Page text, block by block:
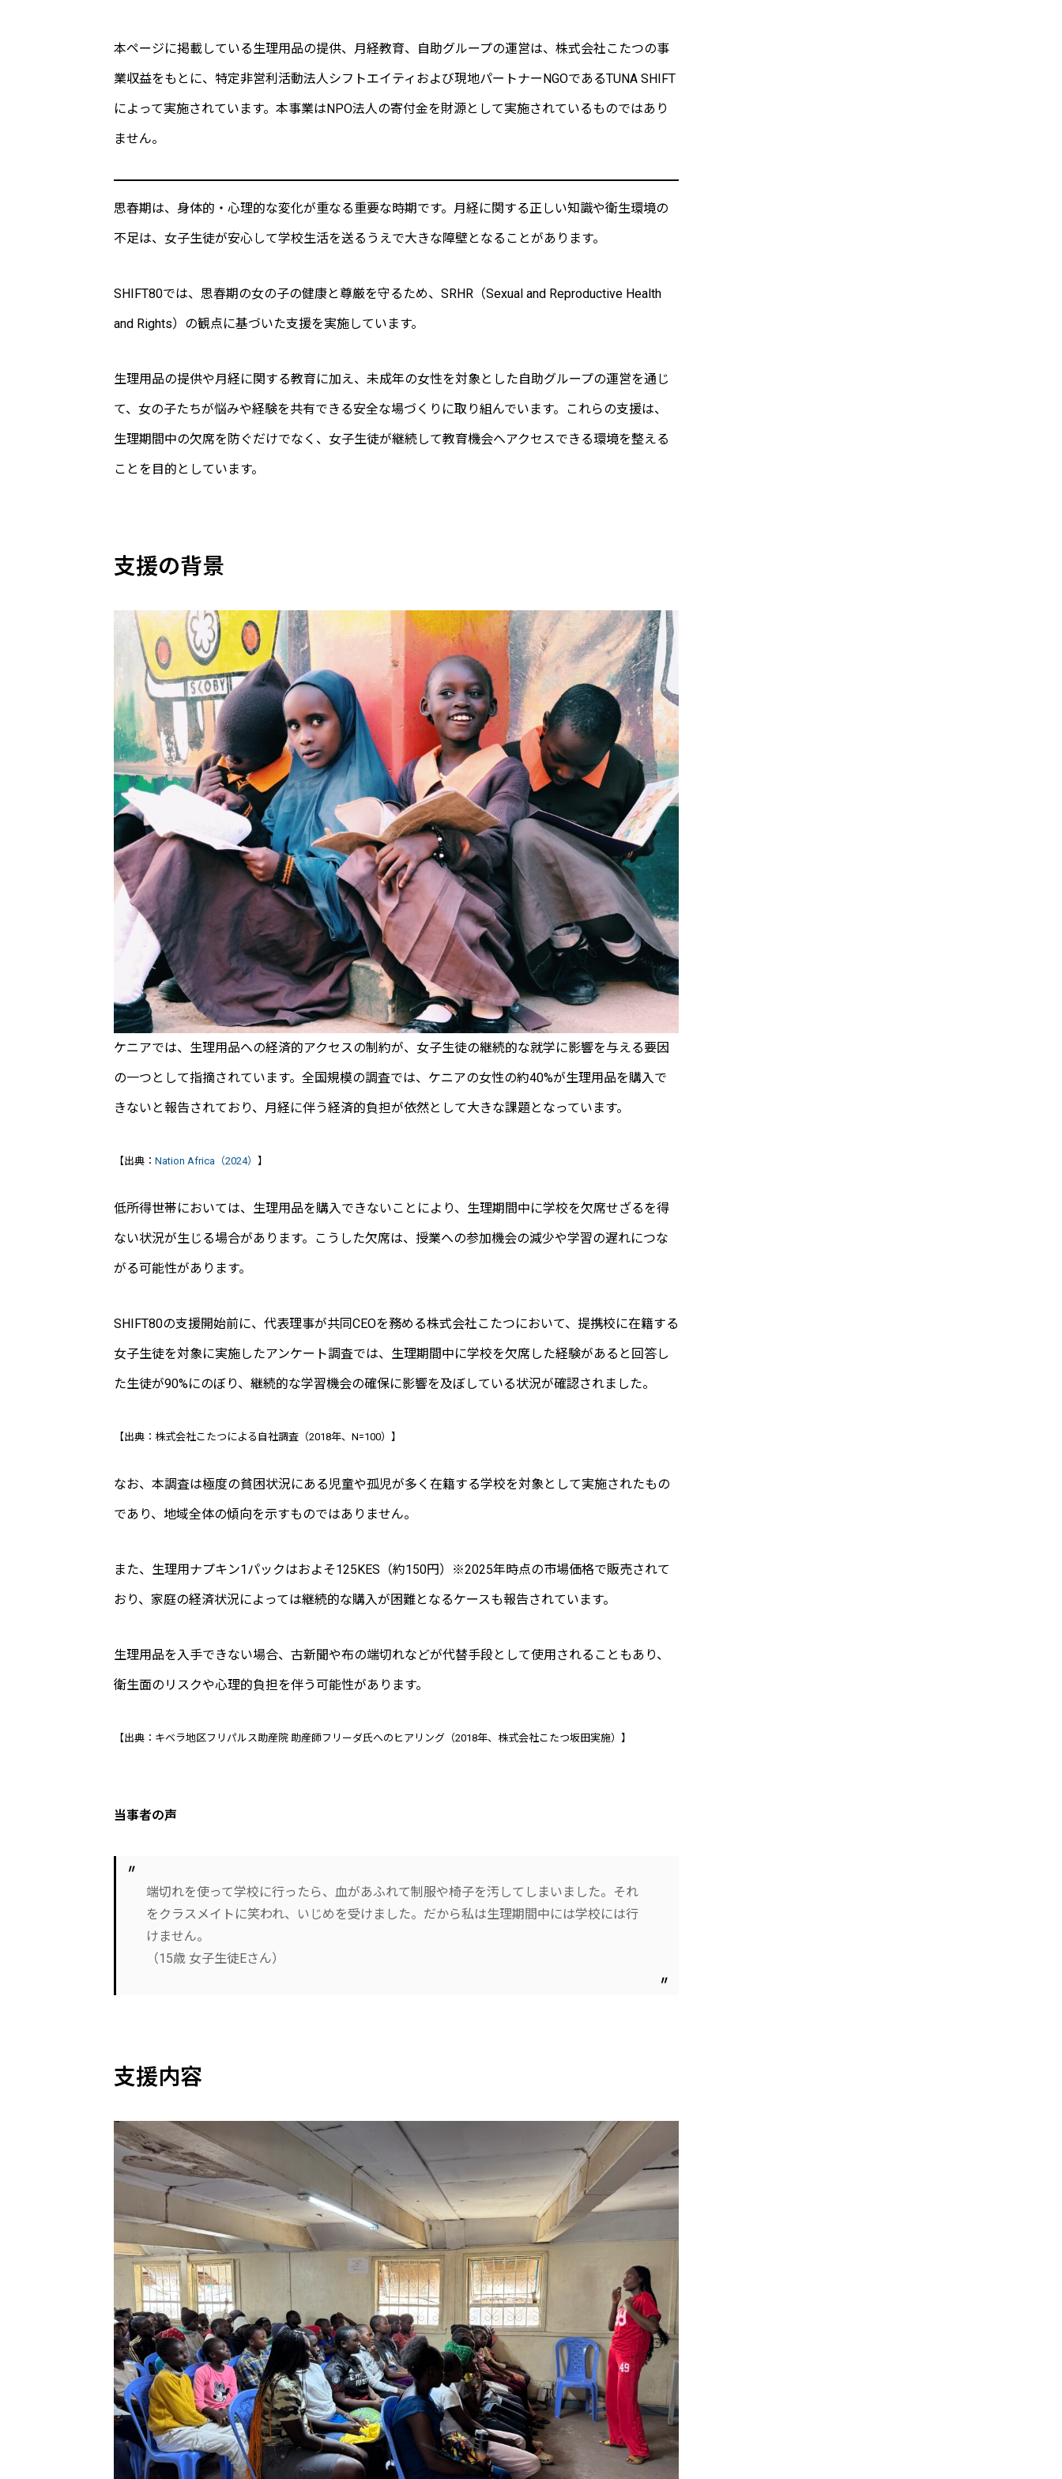
SHIFT80について
お知らせ
本ページに掲載している生理用品の提供、月経教育、自助グループの運営は、株式会社こたつの事
業収益をもとに、特定非営利活動法人シフトエイティおよび現地パートナーNGOであるTUNA SHIFT
によって実施されています。本事業はNPO法人の寄付金を財源として実施されているものではあり
ません。
思春期は、身体的・心理的な変化が重なる重要な時期です。月経に関する正しい知識や衛生環境の
不足は、女子生徒が安心して学校生活を送るうえで大きな障壁となることがあります。
SHIFT80では、思春期の女の子の健康と尊厳を守るため、SRHR（Sexual and Reproductive Health
and Rights）の観点に基づいた支援を実施しています。
生理用品の提供や月経に関する教育に加え、未成年の女性を対象とした自助グループの運営を通じ
て、女の子たちが悩みや経験を共有できる安全な場づくりに取り組んでいます。これらの支援は、
生理期間中の欠席を防ぐだけでなく、女子生徒が継続して教育機会へアクセスできる環境を整える
ことを目的としています。
支援の背景
ケニアでは、生理用品への経済的アクセスの制約が、女子生徒の継続的な就学に影響を与える要因
の一つとして指摘されています。全国規模の調査では、ケニアの女性の約40%が生理用品を購入で
きないと報告されており、月経に伴う経済的負担が依然として大きな課題となっています。
【出典： Nation Africa（2024） 】
低所得世帯においては、生理用品を購入できないことにより、生理期間中に学校を欠席せざるを得
ない状況が生じる場合があります。こうした欠席は、授業への参加機会の減少や学習の遅れにつな
がる可能性があります。
SHIFT80の支援開始前に、代表理事が共同CEOを務める株式会社こたつにおいて、提携校に在籍する
女子生徒を対象に実施したアンケート調査では、生理期間中に学校を欠席した経験があると回答し
た生徒が90%にのぼり、継続的な学習機会の確保に影響を及ぼしている状況が確認されました。
【出典：株式会社こたつによる自社調査（2018年、N=100）】
なお、本調査は極度の貧困状況にある児童や孤児が多く在籍する学校を対象として実施されたもの
であり、地域全体の傾向を示すものではありません。
また、生理用ナプキン1パックはおよそ125KES（約150円）※2025年時点の市場価格で販売されて
おり、家庭の経済状況によっては継続的な購入が困難となるケースも報告されています。
生理用品を入手できない場合、古新聞や布の端切れなどが代替手段として使用されることもあり、
衛生面のリスクや心理的負担を伴う可能性があります。
【出典：キベラ地区フリパルス助産院 助産師フリーダ氏へのヒアリング（2018年、株式会社こたつ坂田実施）】
当事者の声
端切れを使って学校に行ったら、血があふれて制服や椅子を汚してしまいました。それ
をクラスメイトに笑われ、いじめを受けました。だから私は生理期間中には学校には行
けません。
（15歳 女子生徒Eさん）
支援内容